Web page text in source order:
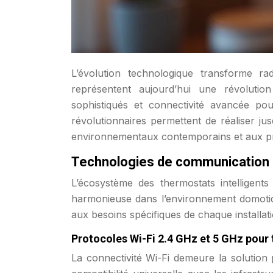
L’évolution technologique transforme
représentent aujourd’hui une
sophistiqués et connectivité avancée
révolutionnaires permettent de réaliser
environnementaux contemporains et aux
Technologies de
L’écosystème des thermostats
harmonieuse dans l’environnement
aux besoins spécifiques de chaque
Protocoles Wi-Fi 2.4 GHz et 5 GHz
La connectivité Wi-Fi demeure la solution